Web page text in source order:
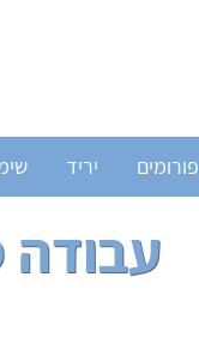
פורומים יריד
עבודה